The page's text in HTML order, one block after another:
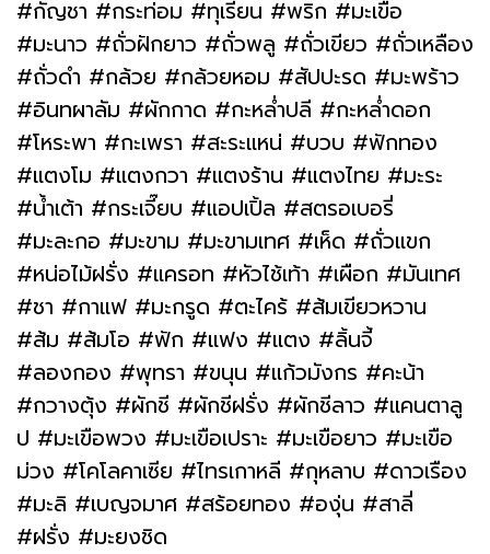
#กัญชา #กระท่อม #ทุเรียน #พริก #มะเขือ
#มะนาว #ถั่วฝักยาว #ถั่วพลู #ถั่วเขียว #ถั่วเหลือง
#ถั่วดำ #กล้วย #กล้วยหอม #สัปปะรด #มะพร้าว
#อินทผาลัม #ผักกาด #กะหล่ำปลี #กะหล่ำดอก
#โหระพา #กะเพรา #สะระแหน่ #บวบ #ฟักทอง
#แตงโม #แตงกวา #แตงร้าน #แตงไทย #มะระ
#น้ำเต้า #กระเจี๊ยบ #แอปเปิ้ล #สตรอเบอรี่
#มะละกอ #มะขาม #มะขามเทศ #เห็ด #ถั่วแขก
#หน่อไม้ฝรั่ง #แครอท #หัวไช้เท้า #เผือก #มันเทศ
#ชา #กาแฟ #มะกรูด #ตะไคร้ #ส้มเขียวหวาน
#ส้ม #ส้มโอ #ฟัก #แฟง #แตง #ลิ้นจี้
#ลองกอง #พุทรา #ขนุน #แก้วมังกร #คะน้า
#กวางตุ้ง #ผักชี #ผักชีฝรั่ง #ผักชีลาว #แคนตาลู
ป #มะเขือพวง #มะเขือเปราะ #มะเขือยาว #มะเขือ
ม่วง #โคโลคาเซีย #ไทรเกาหลี #กุหลาบ #ดาวเรือง
#มะลิ #เบญจมาศ #สร้อยทอง #องุ่น #สาลี่
#ฝรั่ง #มะยงชิด